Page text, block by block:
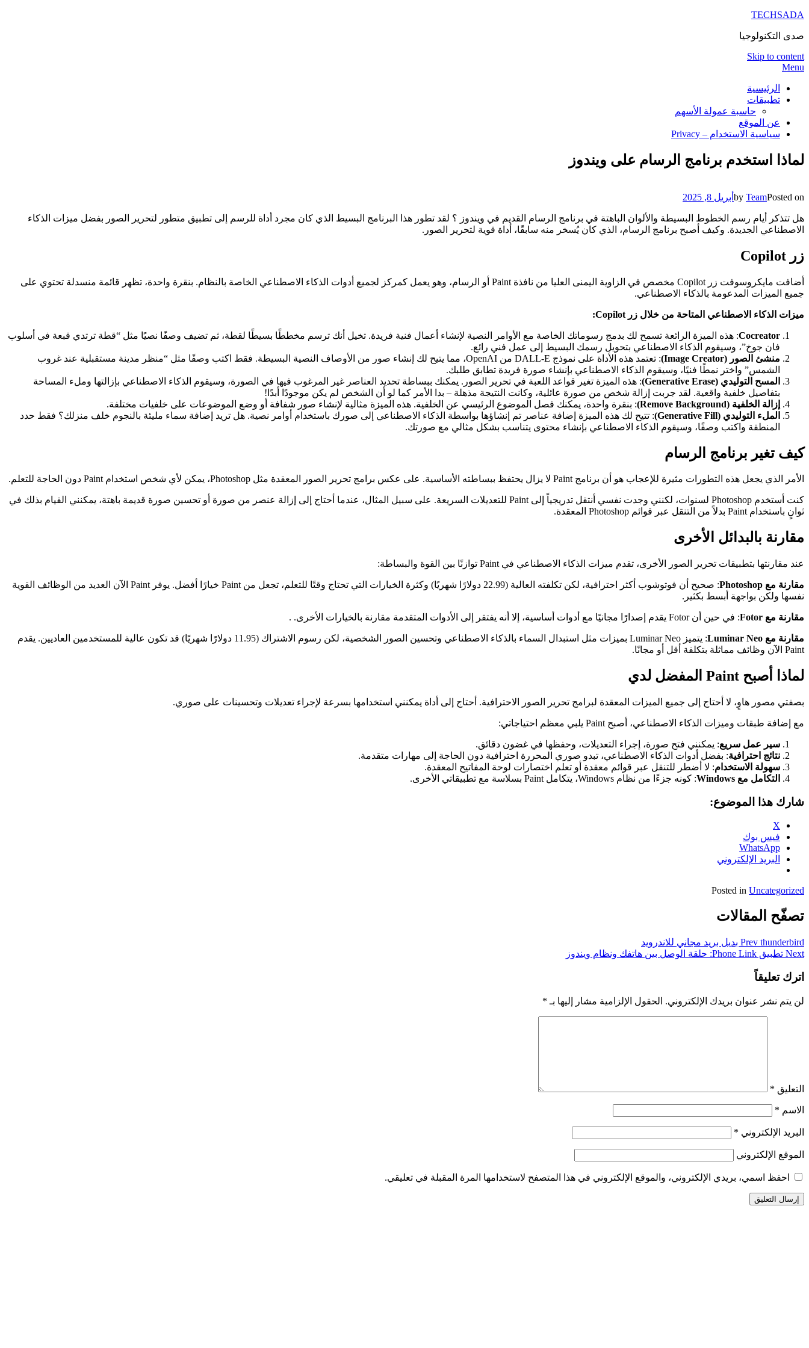
TECHSADA
صدى التكنولوجيا
Skip to content
Menu
الرئيسية
تطبيقات
حاسبة عمولة الأسهم
عن الموقع
سياسية الاستخدام – Privacy
لماذا استخدم برنامج الرسام على ويندوز
by TeamPosted on أبريل 8, 2025
هل تتذكر أيام رسم الخطوط البسيطة والألوان الباهتة في برنامج الرسام القديم في ويندوز ؟ لقد تطور هذا البرنامج البسيط الذي كان مجرد أداة للرسم إلى تطبيق متطور لتحرير الصور بفضل ميزات الذكاء
الاصطناعي الجديدة. وكيف أصبح برنامج الرسام، الذي كان يُسخر منه سابقًا، أداة قوية لتحرير الصور.
زر Copilot
أضافت مايكروسوفت زر Copilot مخصص في الزاوية اليمنى العليا من نافذة Paint أو الرسام، وهو يعمل كمركز لجميع أدوات الذكاء الاصطناعي الخاصة بالنظام. بنقرة واحدة، تظهر قائمة منسدلة تحتوي على
جميع الميزات المدعومة بالذكاء الاصطناعي.
ميزات الذكاء الاصطناعي المتاحة من خلال زر Copilot:
Cocreator: هذه الميزة الرائعة تسمح لك بدمج رسوماتك الخاصة مع الأوامر النصية لإنشاء أعمال فنية فريدة. تخيل أنك ترسم مخططًا بسيطًا لقطة، ثم تضيف وصفًا نصيًا مثل “قطة ترتدي قبعة في أسلوب
فان جوخ”، وسيقوم الذكاء الاصطناعي بتحويل رسمك البسيط إلى عمل فني رائع.
منشئ الصور (Image Creator)
: تعتمد هذه الأداة على نموذج DALL-E من OpenAI، مما يتيح لك إنشاء صور من الأوصاف النصية البسيطة. فقط اكتب وصفًا مثل “منظر مدينة مستقبلية عند غروب
الشمس” واختر نمطًا فنيًا، وسيقوم الذكاء الاصطناعي بإنشاء صورة فريدة تطابق طلبك.
المسح التوليدي (Generative Erase)
: هذه الميزة تغير قواعد اللعبة في تحرير الصور. يمكنك ببساطة تحديد العناصر غير المرغوب فيها في الصورة، وسيقوم الذكاء الاصطناعي بإزالتها وملء المساحة
بتفاصيل خلفية واقعية. لقد جربت إزالة شخص من صورة عائلية، وكانت النتيجة مذهلة – بدا الأمر كما لو أن الشخص لم يكن موجودًا أبدًا!
إزالة الخلفية (Remove Background)
: بنقرة واحدة، يمكنك فصل الموضوع الرئيسي عن الخلفية. هذه الميزة مثالية لإنشاء صور شفافة أو وضع الموضوعات على خلفيات مختلفة.
الملء التوليدي (Generative Fill)
: تتيح لك هذه الميزة إضافة عناصر تم إنشاؤها بواسطة الذكاء الاصطناعي إلى صورك باستخدام أوامر نصية. هل تريد إضافة سماء مليئة بالنجوم خلف منزلك؟ فقط حدد
المنطقة واكتب وصفًا، وسيقوم الذكاء الاصطناعي بإنشاء محتوى يتناسب بشكل مثالي مع صورتك.
كيف تغير برنامج الرسام
الأمر الذي يجعل هذه التطورات مثيرة للإعجاب هو أن برنامج Paint لا يزال يحتفظ ببساطته الأساسية. على عكس برامج تحرير الصور المعقدة مثل Photoshop، يمكن لأي شخص استخدام Paint دون الحاجة للتعلم.
كنت أستخدم Photoshop لسنوات، لكنني وجدت نفسي أنتقل تدريجياً إلى Paint للتعديلات السريعة. على سبيل المثال، عندما أحتاج إلى إزالة عنصر من صورة أو تحسين صورة قديمة باهتة، يمكنني القيام بذلك في
ثوانٍ باستخدام Paint بدلاً من التنقل عبر قوائم Photoshop المعقدة.
مقارنة بالبدائل الأخرى
عند مقارنتها بتطبيقات تحرير الصور الأخرى، تقدم ميزات الذكاء الاصطناعي في Paint توازنًا بين القوة والبساطة:
مقارنة مع Photoshop
: صحيح أن فوتوشوب أكثر احترافية، لكن تكلفته العالية (22.99 دولارًا شهريًا) وكثرة الخيارات التي تحتاج وقتًا للتعلم، تجعل من Paint خيارًا أفضل. يوفر Paint الآن العديد من الوظائف القوية
نفسها ولكن بواجهة أبسط بكثير.
مقارنة مع Fotor : في حين أن Fotor يقدم إصدارًا مجانيًا مع أدوات أساسية، إلا أنه يفتقر إلى الأدوات المتقدمة مقارنة بالخيارات الأخرى. .
مقارنة مع Luminar Neo
: يتميز Luminar Neo بميزات مثل استبدال السماء بالذكاء الاصطناعي وتحسين الصور الشخصية، لكن رسوم الاشتراك (11.95 دولارًا شهريًا) قد تكون عالية للمستخدمين العاديين. يقدم
Paint الآن وظائف مماثلة بتكلفة أقل أو مجانًا.
لماذا أصبح Paint المفضل لدي
بصفتي مصور هاوٍ، لا أحتاج إلى جميع الميزات المعقدة لبرامج تحرير الصور الاحترافية. أحتاج إلى أداة يمكنني استخدامها بسرعة لإجراء تعديلات وتحسينات على صوري.
مع إضافة طبقات وميزات الذكاء الاصطناعي، أصبح Paint يلبي معظم احتياجاتي:
سير عمل سريع: يمكنني فتح صورة، إجراء التعديلات، وحفظها في غضون دقائق.
نتائج احترافية: بفضل أدوات الذكاء الاصطناعي، تبدو صوري المحررة احترافية دون الحاجة إلى مهارات متقدمة.
سهولة الاستخدام: لا أضطر للتنقل عبر قوائم معقدة أو تعلم اختصارات لوحة المفاتيح المعقدة.
التكامل مع Windows
: كونه جزءًا من نظام Windows، يتكامل Paint بسلاسة مع تطبيقاتي الأخرى.
شارك هذا الموضوع:
X
فيس بوك
WhatsApp
البريد الإلكتروني
Posted in Uncategorized
تصفّح المقالات
Prev thunderbird بديل بريد مجاني للاندرويد
Next تطبيق Phone Link: حلقة الوصل بين هاتفك ونظام ويندوز
اترك تعليقاً
لن يتم نشر عنوان بريدك الإلكتروني. الحقول الإلزامية مشار إليها بـ *
التعليق *
الاسم *
البريد الإلكتروني *
الموقع الإلكتروني
احفظ اسمي، بريدي الإلكتروني، والموقع الإلكتروني في هذا المتصفح لاستخدامها المرة المقبلة في تعليقي.